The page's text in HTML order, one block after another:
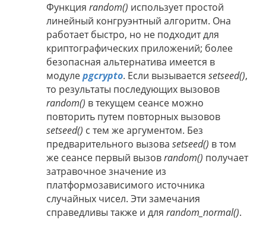
Функция random() использует простой
линейный конгруэнтный алгоритм. Она
работает быстро, но не подходит для
криптографических приложений; более
безопасная альтернатива имеется в
модулеpgcrypto. Если вызывается setseed(),
то результаты последующих вызовов
random() в текущем сеансе можно
повторить путем повторных вызовов
setseed() с тем же аргументом. Без
предварительного вызова setseed() в том
же сеансе первый вызовrandom() получает
затравочное значение из
платформозависимого источника
случайных чисел. Эти замечания
справедливы также и для random_normal().